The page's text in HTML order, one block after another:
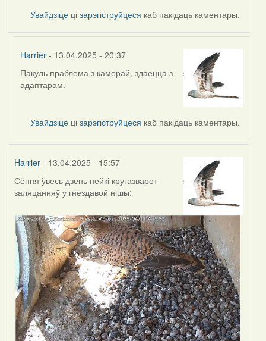
Увайдзіце цізарэгіструйцеся каб пакідаць каментары.
Harrier - 13.04.2025 - 20:37
In
reply
Burry
Пакуль праблема з камерай, здаецца з
адаптарам.
Увайдзіце цізарэгіструйцеся каб пакідаць каментары.
Harrier- 13.04.2025 - 15:57
Сёння ўвесь дзень нейкі кругазварот
заляцанняў у гнездавой нішы: